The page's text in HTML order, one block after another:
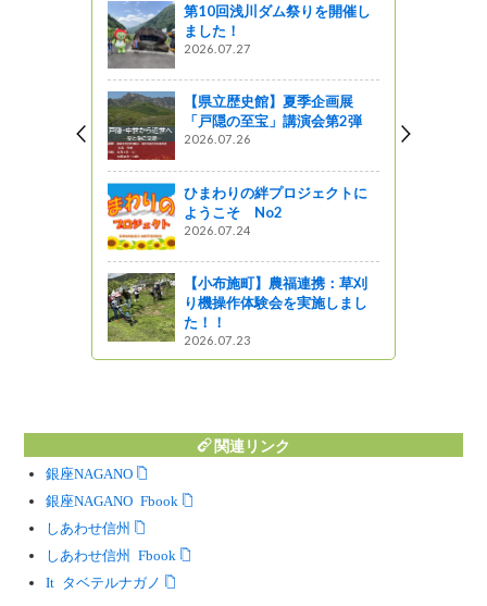
第10回浅川ダム祭りを開催し
ました！
2026.07.27
【県立歴史館】夏季企画展
「戸隠の至宝」講演会第2弾
2026.07.26
ひまわりの絆プロジェクトに
ようこそ No2
2026.07.24
【小布施町】農福連携：草刈
り機操作体験会を実施しまし
た！！
2026.07.23
関連リンク
銀座NAGANO
銀座NAGANO Facebook
しあわせ信州
しあわせ信州 Facebook
Instagram タベテルナガノ